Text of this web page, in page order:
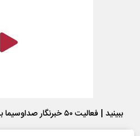
ببینید | فعالیت ۵۰ خبرنگار صداوسیما به صورت خوداتکا در ایام جنگ